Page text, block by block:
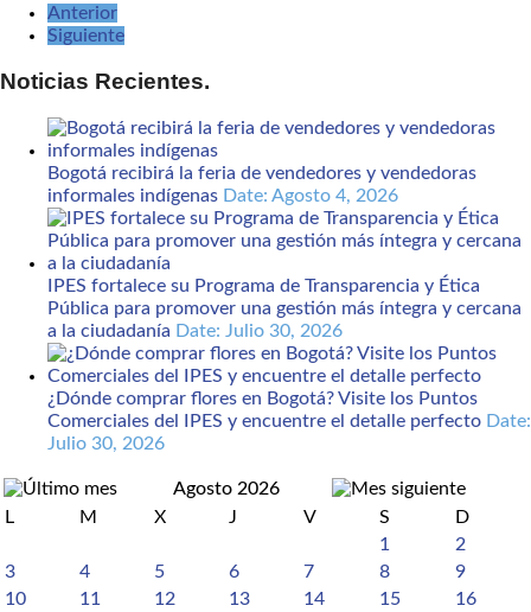
Anterior
Siguiente
Noticias Recientes.
Bogotá recibirá la feria de vendedores y vendedoras
informales indígenas Date: Agosto 4, 2026
IPES fortalece su Programa de Transparencia y Ética
Pública para promover una gestión más íntegra y cercana
a la ciudadanía Date: Julio 30, 2026
¿Dónde comprar flores en Bogotá? Visite los Puntos
Comerciales del IPES y encuentre el detalle perfecto Date:
Julio 30, 2026
Agosto 2026
L
M X J V S
D
1
2
3
4 5 6 7 8
9
10
11 12 13 14 15
16